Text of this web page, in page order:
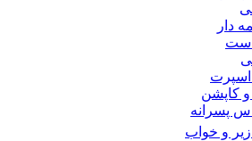
دار
ست
کاپشن
پسرانه
و خواب